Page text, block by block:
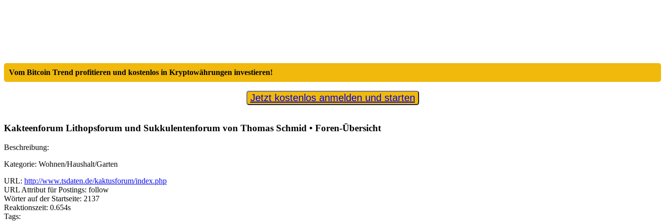
Vom Bitcoin Trend profitieren und kostenlos in Kryptowährungen investieren!
Jetzt kostenlos anmelden und starten
Kakteenforum Lithopsforum und Sukkulentenforum von Thomas Schmid • Foren-Übersicht
Beschreibung:
Kategorie: Wohnen/Haushalt/Garten
URL: http://www.tsdaten.de/kaktusforum/index.php
URL Attribut für Postings: follow
Wörter auf der Startseite: 2137
Reaktionszeit: 0.654s
Tags: